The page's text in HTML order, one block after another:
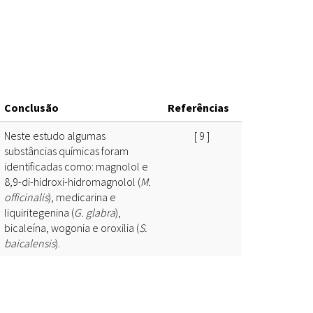
Cartilhas
Documentos Oficiais
Livros
Periódicos
Produções Acadêmicas
Base de dados
Especialistas
Conclusão
Referências
Neste estudo algumas
substâncias químicas foram
identificadas como: magnolol e
8,9-di-hidroxi-hidromagnolol (M.
officinalis), medicarina e
liquiritegenina (G. glabra),
bicaleína, wogonia e oroxilia (S.
baicalensis).
[ 9 ]